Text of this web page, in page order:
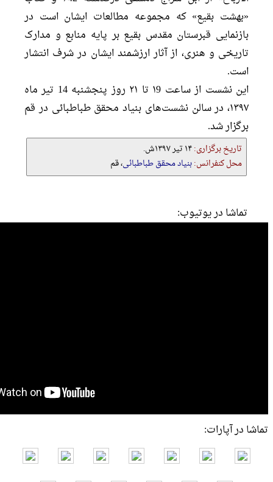
«بهشت بقیع» که مجموعه مطالعات ایشان است در
بازنمایی قبرستان مقدس بقیع بر پایه منابع و مدارک
تاریخی و هنری، از آثار ارزشمند ایشان در شرف انتشار
است.
این نشست از ساعت ۱9 تا ۲۱ روز پنجشنبه 14 تیر ماه
۱۳۹۷، در سالن نشست‌های بنیاد محقق طباطبائی در قم
برگزار شد.
تاریخ برگزاری:۱۴ تیر ۱۳۹۷ش.
محل کنفرانس:بنیاد محقق طباطبائی، قم
تماشا در یوتیوب:
تماشا در آپارات: